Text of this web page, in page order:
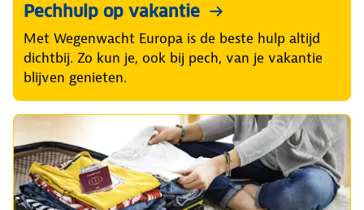
Pechhulp op vakantie
Met Wegenwacht Europa is de beste hulp altijd
dichtbij. Zo kun je, ook bij pech, van je vakantie
blijven genieten.